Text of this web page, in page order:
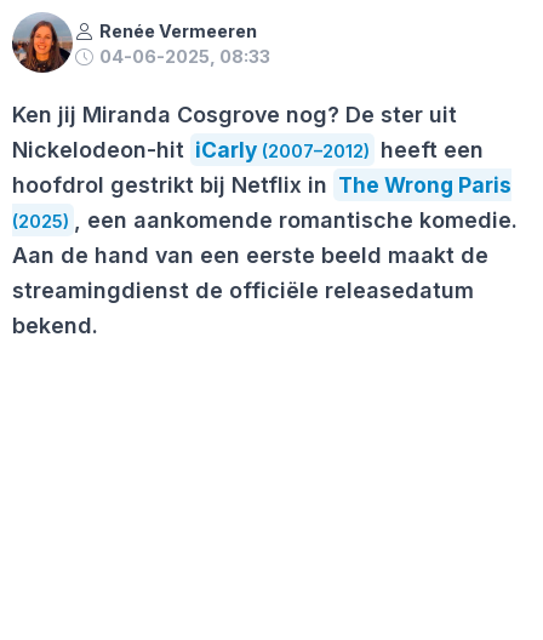
Renée Vermeeren
04-06-2025, 08:33
Ken jij Miranda Cosgrove nog? De ster uit
Nickelodeon-hit iCarly (2007–2012)
heeft een
hoofdrol gestrikt bij Netflix in The Wrong Paris
(2025) , een aankomende romantische komedie.
Aan de hand van een eerste beeld maakt de
streamingdienst de officiële releasedatum
bekend.